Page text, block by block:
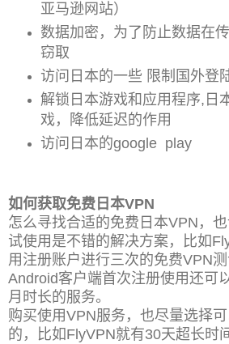
亚马逊网站）
数据加密，为了防止数据在
窃取
访问日本的一些 限制国外登
解锁日本游戏和应用程序,日
戏，降低延迟的作用
访问日本的google play
如何获取免费日本VPN
怎么寻找合适的免费日本VPN，
试使用是不错的解决方案，比如
用注册账户进行三次的免费VPN
Android客户端首次注册使用还可
月时长的服务。
购买使用VPN服务，也尽量选择
的，比如FlyVPN就有30天超长时